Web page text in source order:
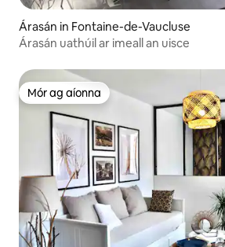
Árasán in Fontaine-de-Vaucluse
Árasán uathúil ar imeall an uisce
Mór ag aíonna
Mór ag aíonna